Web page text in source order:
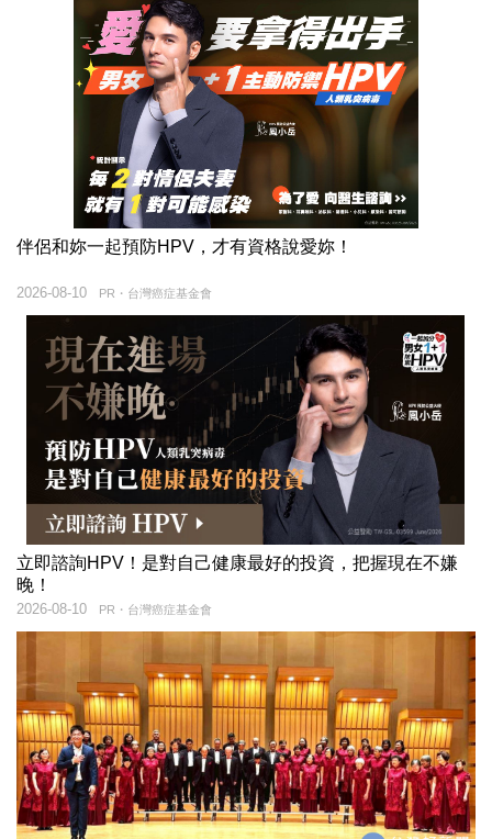
伴侶和妳一起預防HPV，才有資格說愛妳！
PR・台灣癌症基金會
2026-08-10
立即諮詢HPV！是對自己健康最好的投資，把握現在不嫌
晚！
PR・台灣癌症基金會
2026-08-10